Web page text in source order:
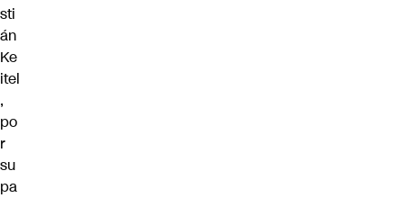
sti
án
Ke
itel
,
po
r
su
pa